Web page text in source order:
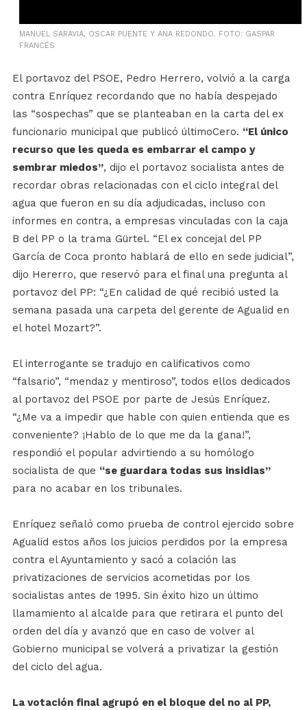
MANUEL SARAVIA, OSCAR PUENTE Y ANA REDONDO. FOTO: GASPAR
FRANCÉS
El portavoz del PSOE, Pedro Herrero, volvió a la carga
contra Enríquez recordando que no había despejado
las “sospechas” que se planteaban en la carta del ex
funcionario municipal que publicó últimoCero. “El único
recurso que les queda es embarrar el campo y
sembrar miedos”, dijo el portavoz socialista antes de
recordar obras relacionadas con el ciclo integral del
agua que fueron en su día adjudicadas, incluso con
informes en contra, a empresas vinculadas con la caja
B del PP o la trama Gürtel. “El ex concejal del PP
García de Coca pronto hablará de ello en sede judicial”,
dijo Hererro, que reservó para el final una pregunta al
portavoz del PP: “¿En calidad de qué recibió usted la
semana pasada una carpeta del gerente de Agualid en
el hotel Mozart?”.
El interrogante se tradujo en calificativos como
“falsario”, “mendaz y mentiroso”, todos ellos dedicados
al portavoz del PSOE por parte de Jesús Enríquez.
“¿Me va a impedir que hable con quien entienda que es
conveniente? ¡Hablo de lo que me da la gana!”,
respondió el popular advirtiendo a su homólogo
socialista de que “se guardara todas sus insidias”
para no acabar en los tribunales.
Enríquez señaló como prueba de control ejercido sobre
Agualid estos años los juicios perdidos por la empresa
contra el Ayuntamiento y sacó a colación las
privatizaciones de servicios acometidas por los
socialistas antes de 1995. Sin éxito hizo un último
llamamiento al alcalde para que retirara el punto del
orden del día y avanzó que en caso de volver al
Gobierno municipal se volverá a privatizar la gestión
del ciclo del agua.
La votación final agrupó en el bloque del no al PP,